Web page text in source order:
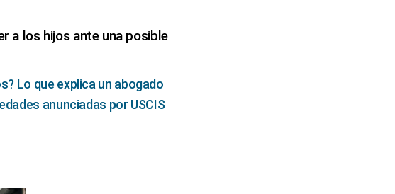
a los hijos ante una posible
Lo que explica un abogado
anunciadas por USCIS